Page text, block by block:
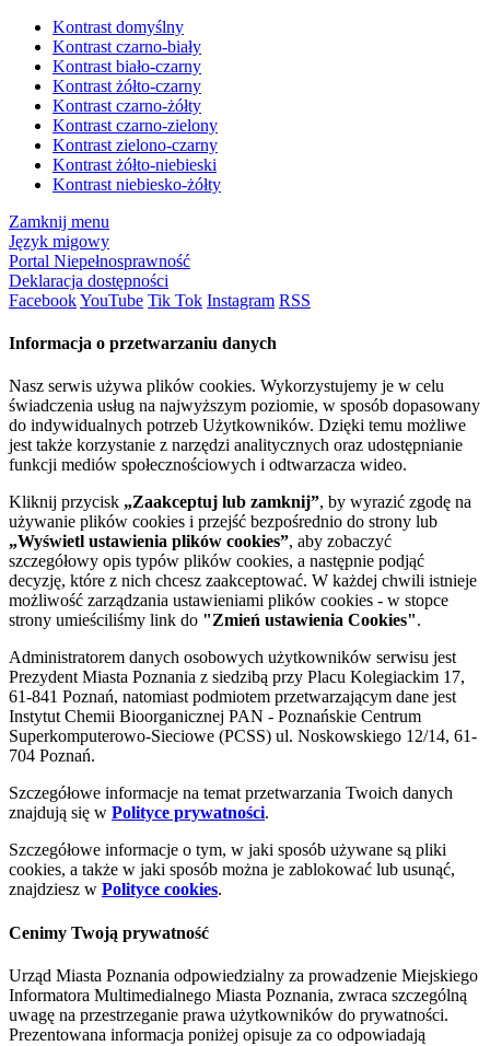
Kontrast domyślny
Kontrast czarno-biały
Kontrast biało-czarny
Kontrast żółto-czarny
Kontrast czarno-żółty
Kontrast czarno-zielony
Kontrast zielono-czarny
Kontrast żółto-niebieski
Kontrast niebiesko-żółty
Zamknij menu
Język migowy
Portal Niepełnosprawność
Deklaracja dostępności
FacebookYouTube Tik Tok Instagram RSS
Informacja o przetwarzaniu danych
Nasz serwis używa plików cookies. Wykorzystujemy je w celu
świadczenia usług na najwyższym poziomie, w sposób dopasowany
do indywidualnych potrzeb Użytkowników. Dzięki temu możliwe
jest także korzystanie z narzędzi analitycznych oraz udostępnianie
funkcji mediów społecznościowych i odtwarzacza wideo.
Kliknij przycisk „Zaakceptuj lub zamknij”, by wyrazić zgodę na
używanie plików cookies i przejść bezpośrednio do strony lub
„Wyświetl ustawienia plików cookies”, aby zobaczyć
szczegółowy opis typów plików cookies, a następnie podjąć
decyzję, które z nich chcesz zaakceptować. W każdej chwili istnieje
możliwość zarządzania ustawieniami plików cookies - w stopce
strony umieściliśmy link do "Zmień ustawienia Cookies".
Administratorem danych osobowych użytkowników serwisu jest
Prezydent Miasta Poznania z siedzibą przy Placu Kolegiackim 17,
61-841 Poznań, natomiast podmiotem przetwarzającym dane jest
Instytut Chemii Bioorganicznej PAN - Poznańskie Centrum
Superkomputerowo-Sieciowe (PCSS) ul. Noskowskiego 12/14, 61-
704 Poznań.
Szczegółowe informacje na temat przetwarzania Twoich danych
znajdują się w Polityce prywatności.
Szczegółowe informacje o tym, w jaki sposób używane są pliki
cookies, a także w jaki sposób można je zablokować lub usunąć,
znajdziesz w Polityce cookies.
Cenimy Twoją prywatność
Urząd Miasta Poznania odpowiedzialny za prowadzenie Miejskiego
Informatora Multimedialnego Miasta Poznania, zwraca szczególną
uwagę na przestrzeganie prawa użytkowników do prywatności.
Prezentowana informacja poniżej opisuje za co odpowiadają